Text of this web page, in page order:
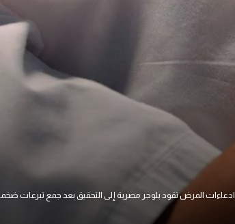
ادعاءات المرض تقود بلوجر مصرية إلى التحقيق بعد جمع تبرعات